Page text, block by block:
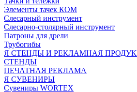
Элементы тачек КОМ
Слесарный инструмент
Слесарно-столярный инструмент
Патроны для дрели
Трубогибы
Я СТЕНДЫ И РЕКЛАМНАЯ
СТЕНДЫ
ПЕЧАТНАЯ РЕКЛАМА
Я СУВЕНИРЫ
Сувениры WORTEX